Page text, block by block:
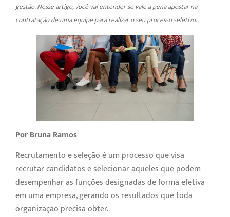
gestão. Nesse artigo, você vai entender se vale a pena apostar na
contratação de uma equipe para realizar o seu processo seletivo.
Por Bruna Ramos
Recrutamento e seleção é um processo que visa
recrutar candidatos e selecionar aqueles que podem
desempenhar as funções designadas de forma efetiva
em uma empresa, gerando os resultados que toda
organização precisa obter.